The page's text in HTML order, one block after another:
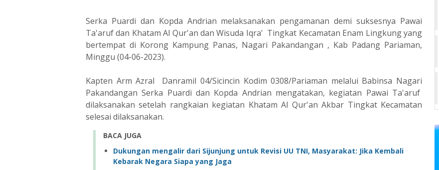
Serka Puardi dan Kopda Andrian melaksanakan pengamanan demi suksesnya Pawai
Ta'aruf dan Khatam Al Qur'an dan Wisuda Iqra' Tingkat Kecamatan Enam Lingkung yang
bertempat di Korong Kampung Panas, Nagari Pakandangan , Kab Padang Pariaman,
Minggu (04-06-2023).
Kapten Arm Azral Danramil 04/Sicincin Kodim 0308/Pariaman melalui Babinsa Nagari
Pakandangan Serka Puardi dan Kopda Andrian mengatakan, kegiatan Pawai Ta'aruf
dilaksanakan setelah rangkaian kegiatan Khatam Al Qur'an Akbar Tingkat Kecamatan
selesai dilaksanakan.
BACA JUGA
Dukungan mengalir dari Sijunjung untuk Revisi UU TNI, Masyarakat: Jika Kembali
Kebarak Negara Siapa yang Jaga